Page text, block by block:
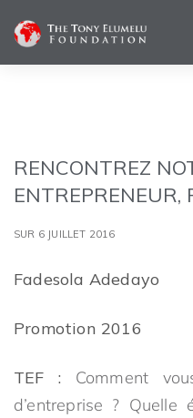
RENCONTREZ
ENTREPRENEUR,
SUR 6 JUILLET 2016
Fadesola Adedayo
Promotion 2016
TEF : Comment
d’entreprise ?